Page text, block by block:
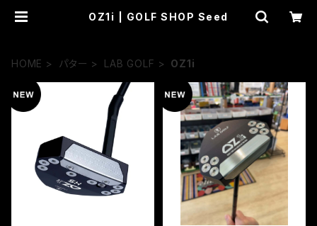
OZ1i | GOLF SHOP Seed
HOME パター LAB GOLF OZ1i